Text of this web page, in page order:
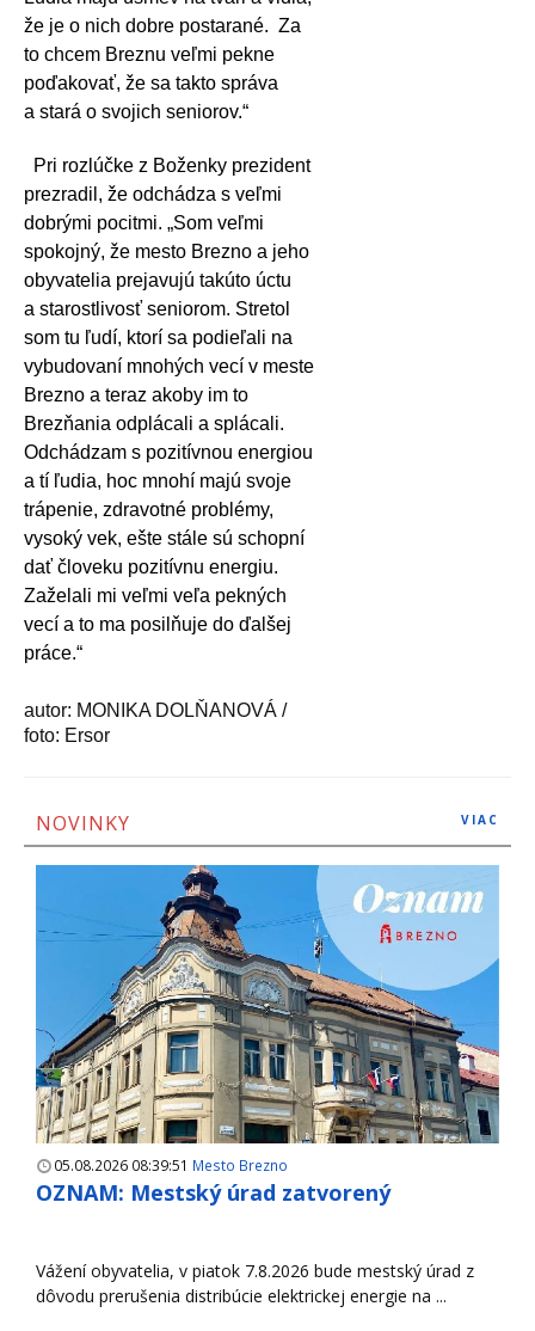
že je o nich dobre postarané. Za
to chcem Breznu veľmi pekne
poďakovať, že sa takto správa
a stará o svojich seniorov.“
Pri rozlúčke z Boženky prezident
prezradil, že odchádza s veľmi
dobrými pocitmi. „Som veľmi
spokojný, že mesto Brezno a jeho
obyvatelia prejavujú takúto úctu
a starostlivosť seniorom. Stretol
som tu ľudí, ktorí sa podieľali na
vybudovaní mnohých vecí v meste
Brezno a teraz akoby im to
Brezňania odplácali a splácali.
Odchádzam s pozitívnou energiou
a tí ľudia, hoc mnohí majú svoje
trápenie, zdravotné problémy,
vysoký vek, ešte stále sú schopní
dať človeku pozitívnu energiu.
Zaželali mi veľmi veľa pekných
vecí a to ma posilňuje do ďalšej
práce.“
autor: MONIKA DOLŇANOVÁ /
foto: Ersor
NOVINKY VIAC
05.08.2026 08:39:51 Mesto Brezno
OZNAM: Mestský úrad zatvorený
Vážení obyvatelia, v piatok 7.8.2026 bude mestský úrad z
dôvodu prerušenia distribúcie elektrickej energie na ...